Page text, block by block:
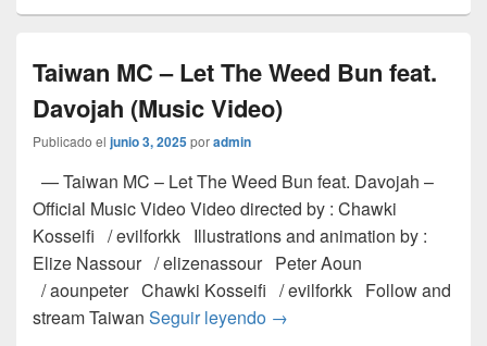
Taiwan MC – Let The Weed Bun feat.
Davojah (Music Video)
Publicado el junio 3, 2025poradmin
— Taiwan MC – Let The Weed Bun feat. Davojah –
Official Music Video Video directed by : Chawki
Kosseifi / evilforkk Illustrations and animation by :
Elize Nassour / elizenassour Peter Aoun
/ aounpeter Chawki Kosseifi / evilforkk Follow and
stream Taiwan Seguir leyendo Taiwan MC – Let The
→